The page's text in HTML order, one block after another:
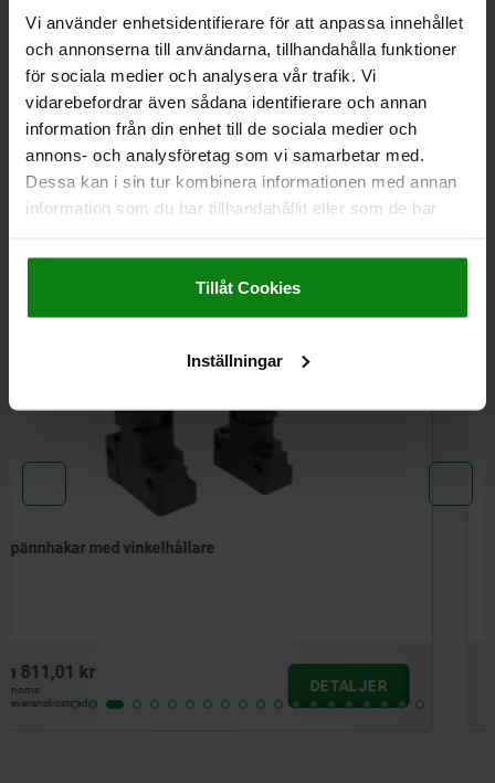
Vi använder enhetsidentifierare för att anpassa innehållet
och annonserna till användarna, tillhandahålla funktioner
för sociala medier och analysera vår trafik. Vi
vidarebefordrar även sådana identifierare och annan
information från din enhet till de sociala medier och
annons- och analysföretag som vi samarbetar med.
Dessa kan i sin tur kombinera informationen med annan
information som du har tillhandahållit eller som de har
Impressum|Dataskydd|AGB
Tillåt Cookies
Inställningar
DETALJER
CAD
NEDLADDNINGAR
Andra kunder köpte också
Spännhakar
från
Exkl. leveranskostnader